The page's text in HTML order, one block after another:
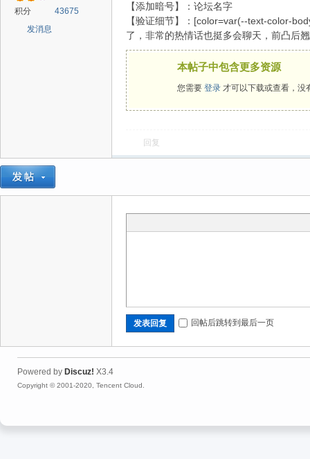
积分
43675
发消息
【添加暗号】：论坛名字
【验证细节】：[color=var(--text-color-
了，非常的热情话也挺多会聊天，前凸后
本帖子中包含更多资源
您需要 登录 才可以下载或查看，没
回复
发表回复 回帖后跳转到最后一页
Powered by Discuz! X3.4
Copyright © 2001-2020, Tencent Cloud.